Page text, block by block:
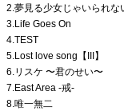
2.夢見る少女じゃいられな
3.Life Goes On
4.TEST
5.Lost love song【III】
6.リスケ 〜君のせい〜
7.East Area -戒-
8.唯一無二